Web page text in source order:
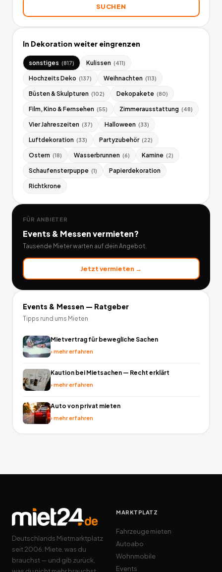
SUCHEN
In Dekoration weiter eingrenzen
sonstiges (817) Kulissen (411)
Hochzeits Deko (137) Weihnachten (113)
Büsten & Skulpturen (102) Dekopakete (80)
Film, Kino & Fernsehen (55) Zimmerausstattung (48)
Vier Jahreszeiten (37) Halloween (33)
Luftdekoration (33) Partyzubehör (22)
Ostern (18) Wasserbrunnen (6) Kamine (2)
Schaufensterpuppe (1) Papierdekoration
Richtkrone
FÜR ANBIETER
Events & Messenvermieten?
Tausende Mieter warten auf dein Angebot.
Jetzt vermieten →
Events & Messen — Ratgeber
Tipps rund ums Mieten
Mietvertrag für bewegliche Sachen
›mehr erfahren
Kaution bei Mietsachen — Recht erklärt
›mehr erfahren
Auto von privat mieten
›mehr erfahren
Deutschlands Mietmarktplatz
seit 2006. Miete, was du
brauchst — und gib zurück,
MARKTPLATZ
Fahrzeuge mieten
Autoabo
Wohnmobile
Events